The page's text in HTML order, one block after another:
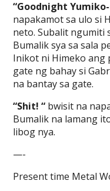
“Goodnight
napakamot sa ulo si
neto. Subalit ngumiti
Bumalik sya sa sala
Inikot ni Himeko ang
gate ng bahay si
na bantay sa gate.
“Shit! “ bwisit na
Bumalik na lamang
libog nya.
—-
Present time Metal